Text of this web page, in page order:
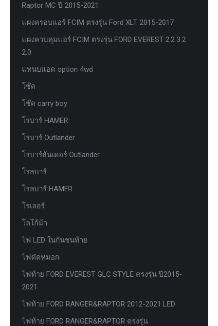
Raptor MC ปี 2015-2021
แผงครอบแอร์ FCIM ตรงรุ่น Ford XLT. 2015-2017
แผงควบคุมแอร์ FCIM ตรงรุ่น FORD EVEREST 2.2 3.2
2.0
แหนบแอด option 4wd
โช๊ค
โช๊ค carry boy
โรบาร์ HAMER
โรบาร์ Outlander
โรบาร์ธันเดอร์ Outlander
โรลบาร์
โรลบาร์ HAMER
โรเลอร์
โลโก้ม้า
ไฟ LED ในกันชนท้าย
ไฟตัดหมอก
ไฟท้าย FORD EVEREST GLC STYLE ตรงรุ่น ปี2015-
2021
ไฟท้าย FORD RANGER&RAPTOR 2012-2021 LED
ไฟท้าย FORD RANGER&RAPTOR ตรงรุ่น